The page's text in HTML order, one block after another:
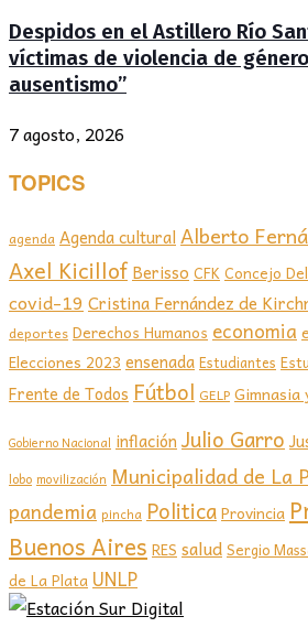
Despidos en el Astillero Río
víctimas de violencia de
ausentismo”
7 agosto, 2026
TOPICS
agenda Agenda culturalAlberto
Axel Kicillof Berisso CFKConcejo
covid-19 Cristina Fernández de
deportes Derechos Humanos economia
Elecciones 2023 ensenada Estudiantes
Frente de Todos Fútbol GELP Gimnasia
Gobierno Nacional inflación Julio Garro
lobo movilización Municipalidad de La
pandemia pincha PoliticaProvincia
Buenos Aires RES saludSergio
de La Plata UNLP